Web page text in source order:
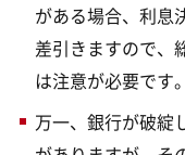
がある場合、利息
差引きますので、
は注意が必要です。
万一、銀行が破綻